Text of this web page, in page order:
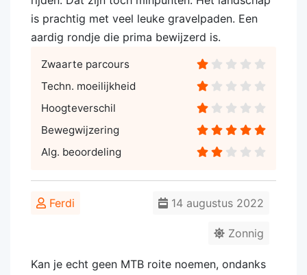
is prachtig met veel leuke gravelpaden. Een
aardig rondje die prima bewijzerd is.
Zwaarte parcours
Techn. moeilijkheid
Hoogteverschil
Bewegwijzering
Alg. beoordeling
Ferdi 14 augustus 2022
Zonnig
Kan je echt geen MTB roite noemen, ondanks